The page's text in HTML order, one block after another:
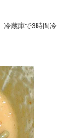
冷蔵庫で3時間冷